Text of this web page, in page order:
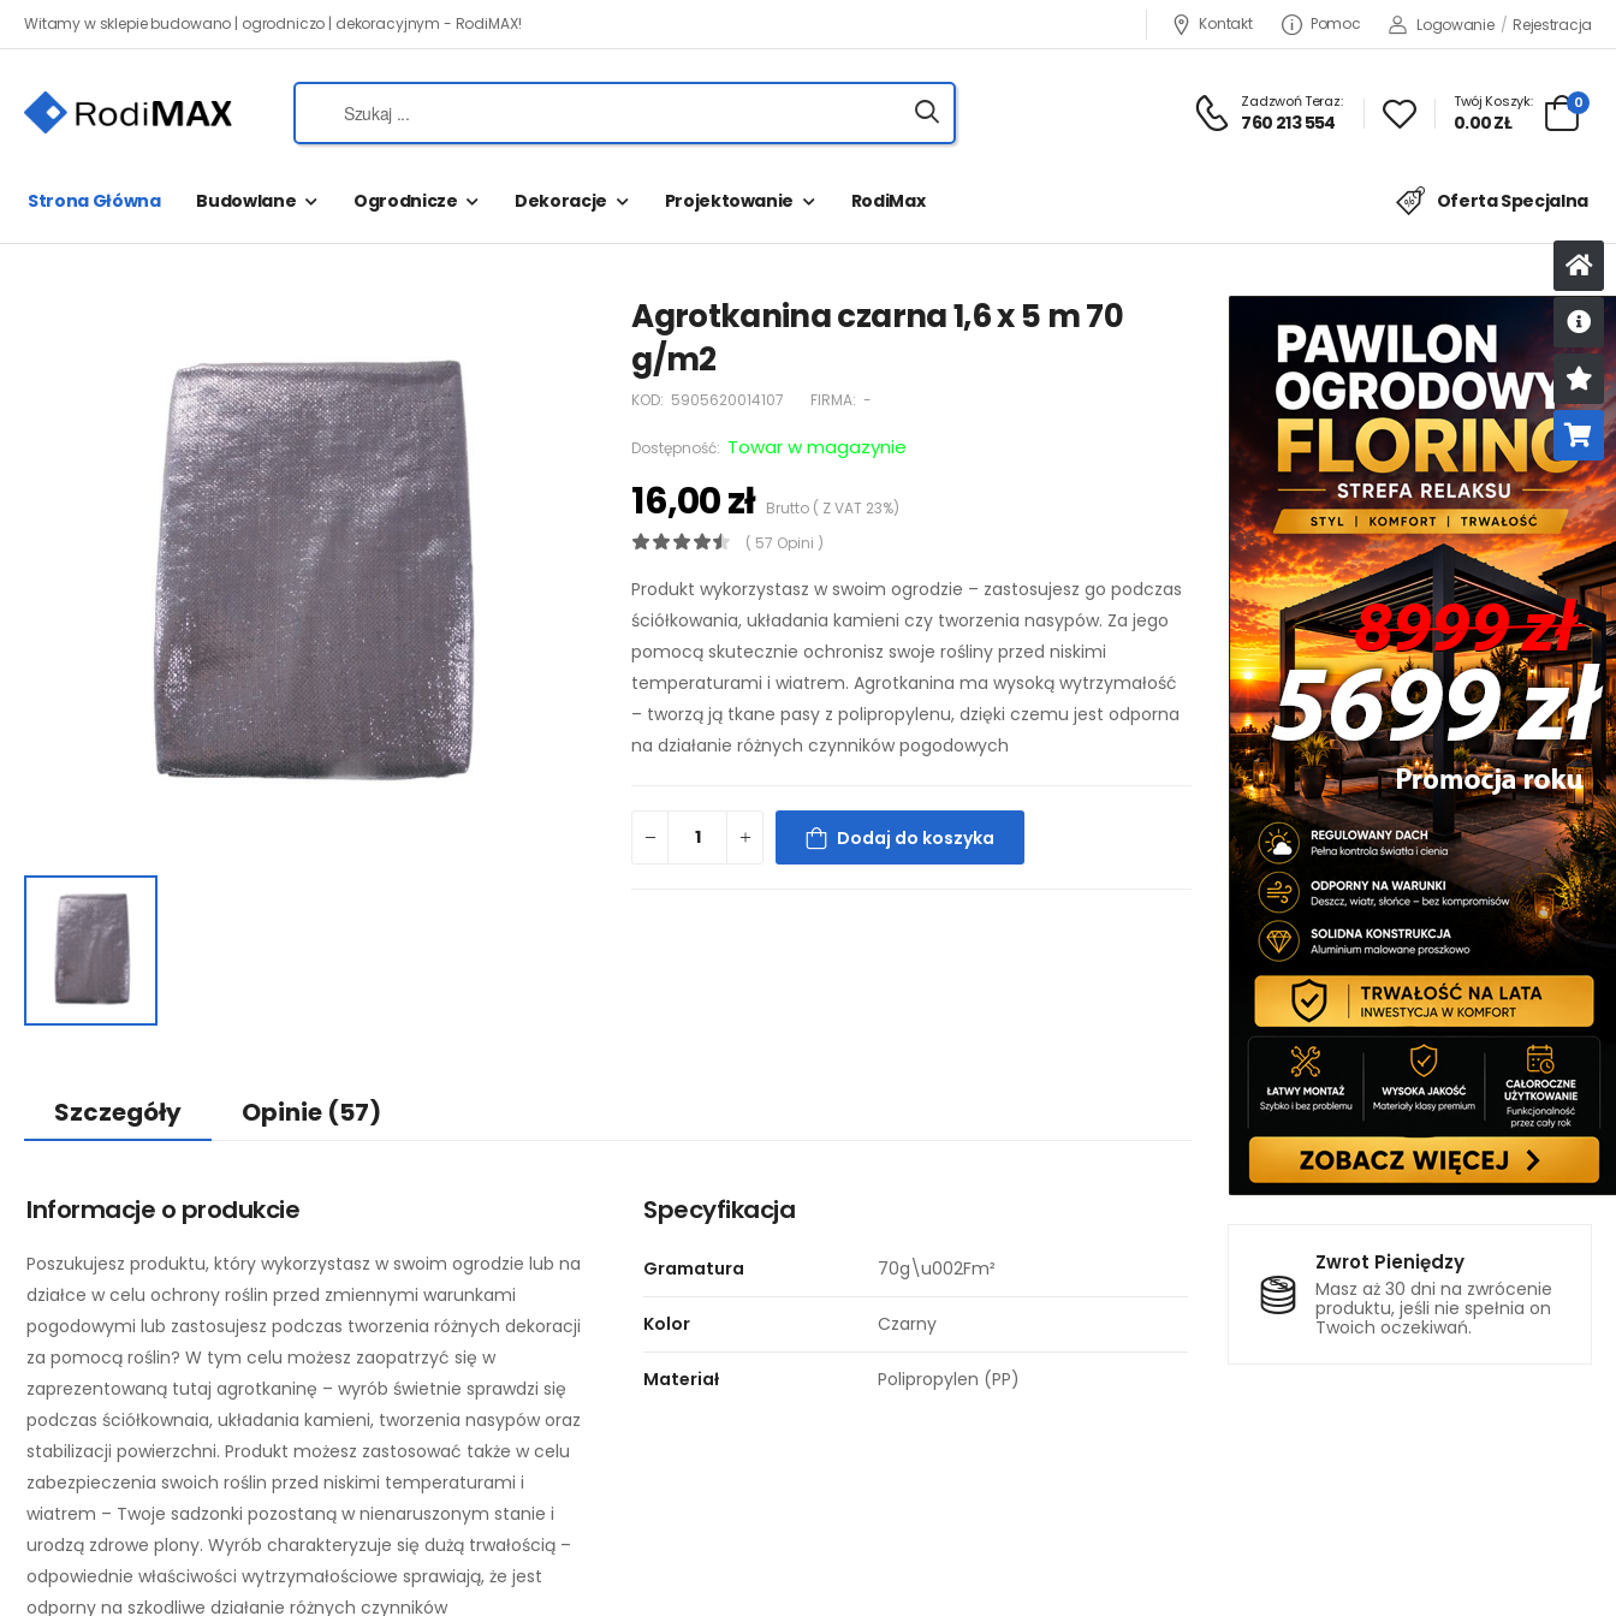
Witamy w sklepie budowano | ogrodniczo | dekoracyjnym - RodiMAX! Kontakt Pomoc Logowanie / Rejestracja
Zadzwoń Teraz:
760 213 554
Twój Koszyk:
0.00 ZŁ
0
Strona Główna Budowlane Ogrodnicze Dekoracje Projektowanie RodiMax Oferta Specjalna
Zwrot Pieniędzy
Masz aż 30 dni na zwrócenie
produktu, jeśli nie spełnia on
Twoich oczekiwań.
Agrotkanina czarna 1,6 x 5 m 70
g/m2
KOD: 5905620014107 FIRMA: -
Dostępność: Towar w magazynie
16,00 złBrutto ( Z VAT 23%)
( 57 Opini )
Produkt wykorzystasz w swoim ogrodzie – zastosujesz go podczas
ściółkowania, układania kamieni czy tworzenia nasypów. Za jego
pomocą skutecznie ochronisz swoje rośliny przed niskimi
temperaturami i wiatrem. Agrotkanina ma wysoką wytrzymałość
– tworzą ją tkane pasy z polipropylenu, dzięki czemu jest odporna
na działanie różnych czynników pogodowych
Dodaj do koszyka
Szczegóły Opinie (57)
Informacje o produkcie
Poszukujesz produktu, który wykorzystasz w swoim ogrodzie lub na
działce w celu ochrony roślin przed zmiennymi warunkami
pogodowymi lub zastosujesz podczas tworzenia różnych dekoracji
za pomocą roślin? W tym celu możesz zaopatrzyć się w
zaprezentowaną tutaj agrotkaninę – wyrób świetnie sprawdzi się
podczas ściółkownaia, układania kamieni, tworzenia nasypów oraz
stabilizacji powierzchni. Produkt możesz zastosować także w celu
zabezpieczenia swoich roślin przed niskimi temperaturami i
wiatrem – Twoje sadzonki pozostaną w nienaruszonym stanie i
urodzą zdrowe plony. Wyrób charakteryzuje się dużą trwałością –
odpowiednie właściwości wytrzymałościowe sprawiają, że jest
odporny na szkodliwe działanie różnych czynników
Specyfikacja
Gramatura 70g\u002Fm²
Kolor Czarny
Materiał Polipropylen (PP)